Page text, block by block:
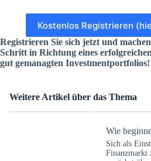
Kostenlos Registrieren
Registrieren Sie sich jetzt und
Schritt in Richtung eines
gut gemanagten Investmentportfolios!
Weitere Artikel über das Thema
Wie
Sich als
Finanzmarkt